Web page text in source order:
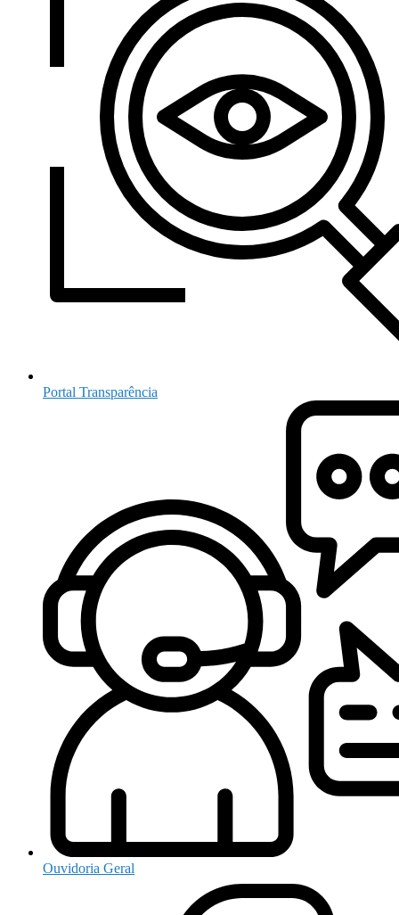
Portal Transparência
Ouvidoria Geral